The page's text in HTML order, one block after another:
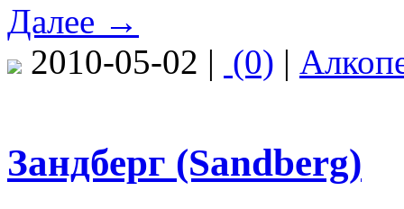
Далее →
2010-05-02 | (0) |
Зандберг (Sandberg)